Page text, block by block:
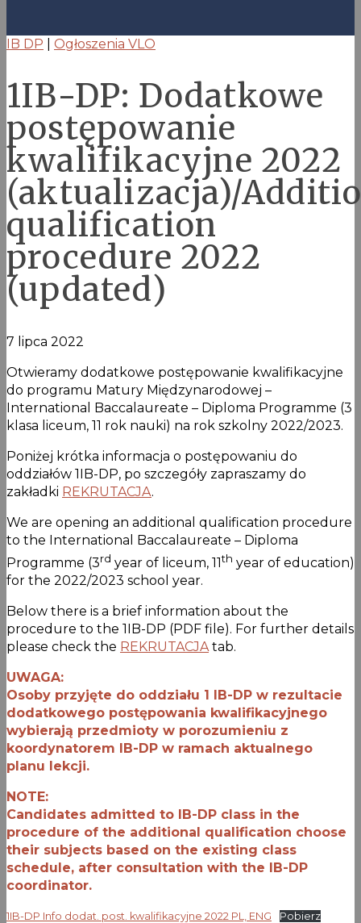
IB DP Ogłoszenia VLO
1IB-DP: Dodatkowe
postępowanie
kwalifikacyjne 2022
(aktualizacja)/
qualification
procedure 2022
(updated)
7 lipca 2022
Otwieramy dodatkowe postępowanie kwalifikacyjne
do programu Matury Międzynarodowej –
International Baccalaureate – Diploma Programme (3
klasa liceum, 11 rok nauki) na rok szkolny 2022/2023.
Poniżej krótka informacja o postępowaniu do
oddziałów 1IB-DP, po szczegóły zapraszamy do
zakładki REKRUTACJA.
We are opening an additional qualification procedure
to the International Baccalaureate – Diploma
Programme (3rd year of liceum, 11th year of education)
for the 2022/2023 school year.
Below there is a brief information about the
procedure to the 1IB-DP (PDF file). For further details
please check the REKRUTACJAtab.
UWAGA:
Osoby przyjęte do oddziału 1 IB-DP w rezultacie
dodatkowego postępowania kwalifikacyjnego
wybierają przedmioty w porozumieniu z
koordynatorem IB-DP w ramach aktualnego
planu lekcji.
NOTE:
Candidates admitted to IB-DP class in the
procedure of the additional qualification choose
their subjects based on the existing class
schedule, after consultation with the IB-DP
coordinator.
1IB-DP Info dodat. post. kwalifikacyjne 2022 PL, ENG Pobierz